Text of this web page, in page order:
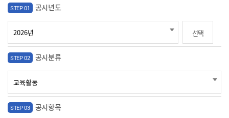
STEP 01 공시년도
선택
STEP 02 공시분류
STEP 03 공시항목